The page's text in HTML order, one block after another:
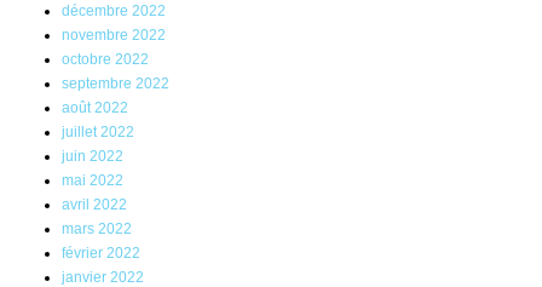
décembre 2022
novembre 2022
octobre 2022
septembre 2022
août 2022
juillet 2022
juin 2022
mai 2022
avril 2022
mars 2022
février 2022
janvier 2022